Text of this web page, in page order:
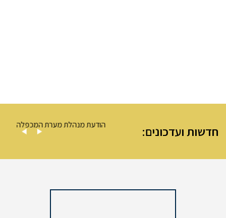
חדשות ועדכונים: הודעת מנהלת מערת המכפלה